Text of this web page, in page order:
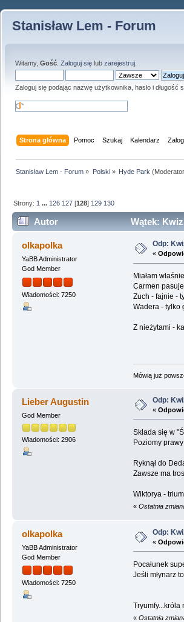
Stanisław Lem - Forum
Witamy, Gość Zaloguj się lub zarejestruj
Zaloguj się podając nazwę użytkownika, hasło i długość
Strona główna Pomoc Szukaj Kalendarz
Stanisław Lem - Forum » Polski» Hyde Park
Strony: 1 ... 126 127 [128] 129 130
Autor Wątek:
olkapolka
YaBB Administrator
God Member
Wiadomości: 7250
Odp:
«
Miałam
Carmen
Zuch - fajnie -
Wadera - tylko
Z nieżytami -
Mówią już
Lieber Augustin
God Member
Wiadomości: 2906
Odp:
«
Składa się w
Poziomy
Ryknął do
Zawsze ma
Wiktorya -
« Ostatnia
olkapolka
YaBB Administrator
God Member
Wiadomości: 7250
Odp:
«
Pocałunek
Jeśli młynarz
Tryumfy...króla
« Ostatnia